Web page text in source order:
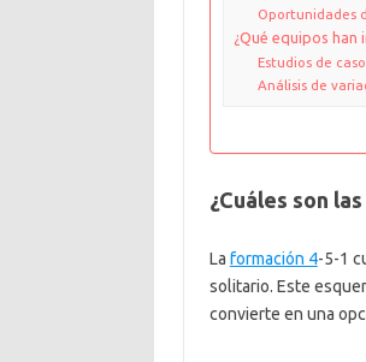
Oportunidades
¿Qué equipos
Estudios de
Análisis de
¿Cuáles son
La formación 4-5-1
solitario. Este
convierte en una